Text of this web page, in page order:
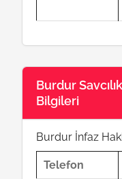
Burdur
Bilgileri
Burdur İnfaz
Telefon